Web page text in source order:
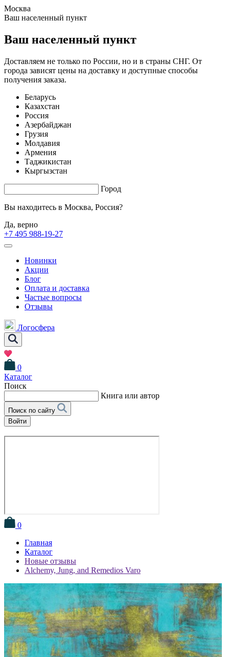
Москва
Ваш населенный пункт
Ваш населенный пункт
Доставляем не только по России, но и в страны СНГ. От
города зависят цены на доставку и доступные способы
получения заказа.
Беларусь
Казахстан
Россия
Азербайджан
Грузия
Молдавия
Армения
Таджикистан
Кыргызстан
Город
Вы находитесь в Москва, Россия?
Да, верно
+7 495 988-19-27
Новинки
Акции
Блог
Оплата и доставка
Частые вопросы
Отзывы
Логосфера
0
Каталог
Поиск
Книга или автор
Поиск по сайту
Войти
0
Главная
Каталог
Новые отзывы
Alchemy, Jung, and Remedios Varo